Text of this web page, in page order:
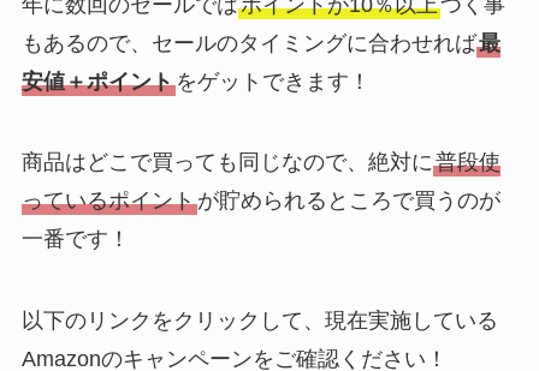
もあるので、セールのタイミングに合わせれば最
安値＋ポイントをゲットできます！
商品はどこで買っても同じなので、絶対に普段使
っているポイントが貯められるところで買うのが
一番です！
以下のリンクをクリックして、現在実施している
Amazonのキャンペーンをご確認ください！